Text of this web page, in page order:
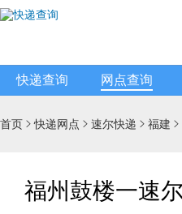
快递查询 网点查询
首页 快递网点  速尔快递  福建 
福州鼓楼一速